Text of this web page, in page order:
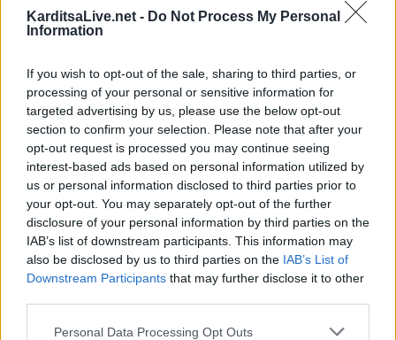
KarditsaLive.net - Do Not Process My Personal
Information
If you wish to opt-out of the sale, sharing to third parties, or
processing of your personal or sensitive information for
targeted advertising by us, please use the below opt-out
section to confirm your selection. Please note that after your
opt-out request is processed you may continue seeing
interest-based ads based on personal information utilized by
us or personal information disclosed to third parties prior to
your opt-out. You may separately opt-out of the further
disclosure of your personal information by third parties on the
IAB’s list of downstream participants. This information may
also be disclosed by us to third parties on the IAB’s List of
Downstream Participants that may further disclose it to other
Personal Data Processing Opt Outs
ΤΕΛΕΥΤΑΙΑ ΝΕΑ
Την Κυριακή 9 Αυγούστου η κηδεία του
Αθανάσιου Λαζαρίδη
9 Αυγούστου 2026, 08:05
Υψηλός κίνδυνος πυρκαγιάς την Κυριακή
(9/8) σε μεγάλο τμήμα του ν. Καρδίτσας και
της υπόλοιπης Θεσσαλίας